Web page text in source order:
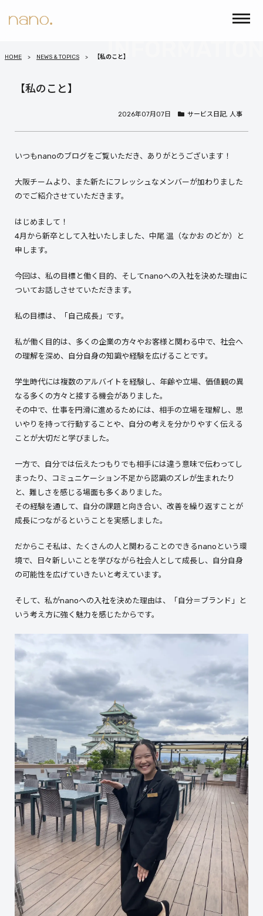
HOME NEWS & TOPICS 【私のこと】
【私のこと】
2026年07月07日 サービス日記, 人事
いつもnanoのブログをご覧いただき、ありがとうございます！
大阪チームより、また新たにフレッシュなメンバーが加わりました
のでご紹介させていただきます。
はじめまして！
4月から新卒として入社いたしました、中尾 温（なかお のどか）と
申します。
今回は、私の目標と働く目的、そしてnanoへの入社を決めた理由に
ついてお話しさせていただきます。
私の目標は、「自己成長」です。
私が働く目的は、多くの企業の方々やお客様と関わる中で、社会へ
の理解を深め、自分自身の知識や経験を広げることです。
学生時代には複数のアルバイトを経験し、年齢や立場、価値観の異
なる多くの方々と接する機会がありました。
その中で、仕事を円滑に進めるためには、相手の立場を理解し、思
いやりを持って行動することや、自分の考えを分かりやすく伝える
ことが大切だと学びました。
一方で、自分では伝えたつもりでも相手には違う意味で伝わってし
まったり、コミュニケーション不足から認識のズレが生まれたり
と、難しさを感じる場面も多くありました。
その経験を通して、自分の課題と向き合い、改善を繰り返すことが
成長につながるということを実感しました。
だからこそ私は、たくさんの人と関わることのできるnanoという環
境で、日々新しいことを学びながら社会人として成長し、自分自身
の可能性を広げていきたいと考えています。
そして、私がnanoへの入社を決めた理由は、「自分＝ブランド」と
いう考え方に強く魅力を感じたからです。